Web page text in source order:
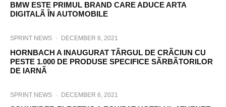
BMW ESTE PRIMUL BRAND CARE ADUCE ARTA
DIGITALÃ ÎN AUTOMOBILE
SPRINT NEWS · DECEMBER 6, 2021
HORNBACH A INAUGURAT TÂRGUL DE CRÃCIUN CU
PESTE 1.000 DE PRODUSE SPECIFICE SÃRBÃTORILOR
DE IARNÃ
SPRINT NEWS · DECEMBER 6, 2021